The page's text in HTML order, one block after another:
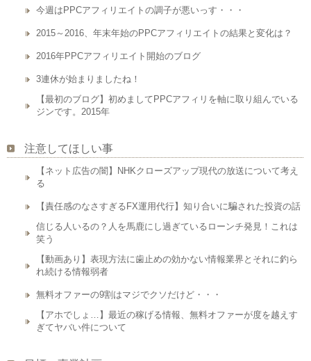
今週はPPCアフィリエイトの調子が悪いっす・・・
2015～2016、年末年始のPPCアフィリエイトの結果と変化は？
2016年PPCアフィリエイト開始のブログ
3連休が始まりましたね！
【最初のブログ】初めましてPPCアフィリを軸に取り組んでいる
ジンです。2015年
注意してほしい事
【ネット広告の闇】NHKクローズアップ現代の放送について考え
る
【責任感のなさすぎるFX運用代行】知り合いに騙された投資の話
信じる人いるの？人を馬鹿にし過ぎているローンチ発見！これは
笑う
【動画あり】表現方法に歯止めの効かない情報業界とそれに釣ら
れ続ける情報弱者
無料オファーの9割はマジでクソだけど・・・
【アホでしょ…】最近の稼げる情報、無料オファーが度を越えす
ぎてヤバい件について